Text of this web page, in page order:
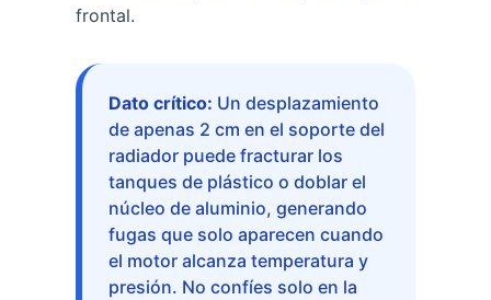
frontal.
Dato crítico: Un desplazamiento
de apenas 2 cm en el soporte del
radiador puede fracturar los
tanques de plástico o doblar el
núcleo de aluminio, generando
fugas que solo aparecen cuando
el motor alcanza temperatura y
presión. No confíes solo en la